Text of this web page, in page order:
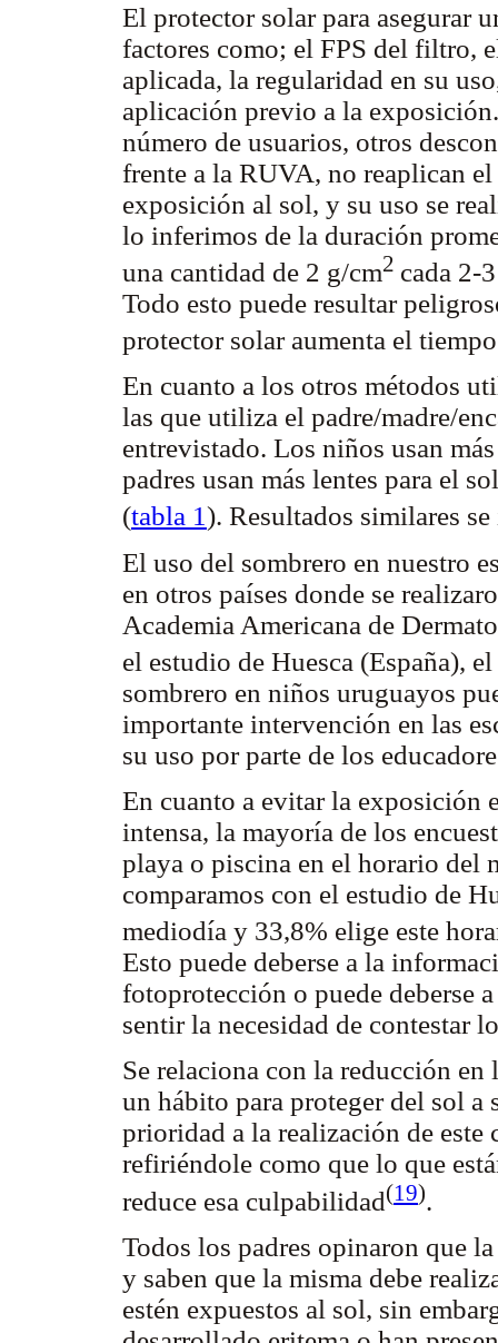
El protector solar para asegurar
factores como; el FPS del filtro,
aplicada, la regularidad en su
aplicación previo a la
número de usuarios, otros
frente a la RUVA, no reaplican
exposición al sol, y su uso se
lo inferimos de la duración
una cantidad de 2 g/cm2 cada 2-
Todo esto puede resultar
protector solar aumenta el
En cuanto a los otros métodos
las que utiliza el padre/madre/
entrevistado. Los niños usan
padres usan más lentes para el
(tabla 1). Resultados similares
El uso del sombrero en nuestro
en otros países donde se
Academia Americana de
el estudio de Huesca (España),
sombrero en niños uruguayos
importante intervención en las
su uso por parte de los
En cuanto a evitar la exposición
intensa, la mayoría de los
playa o piscina en el horario del
comparamos con el estudio de
mediodía y 33,8% elige este
Esto puede deberse a la
fotoprotección o puede deberse
sentir la necesidad de contestar
Se relaciona con la reducción
un hábito para proteger del sol a
prioridad a la realización de
refiriéndole como que lo que
reduce esa culpabilidad(19).
Todos los padres opinaron que
y saben que la misma debe
estén expuestos al sol, sin